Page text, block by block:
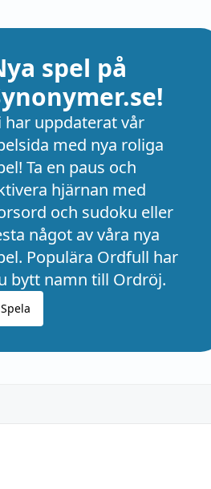
spel på
har uppdaterat vår
med nya roliga
Ta en paus och
hjärnan med
och sudoku eller
något av våra nya
Populära Ordfull har
bytt namn till Ordröj.
Spela